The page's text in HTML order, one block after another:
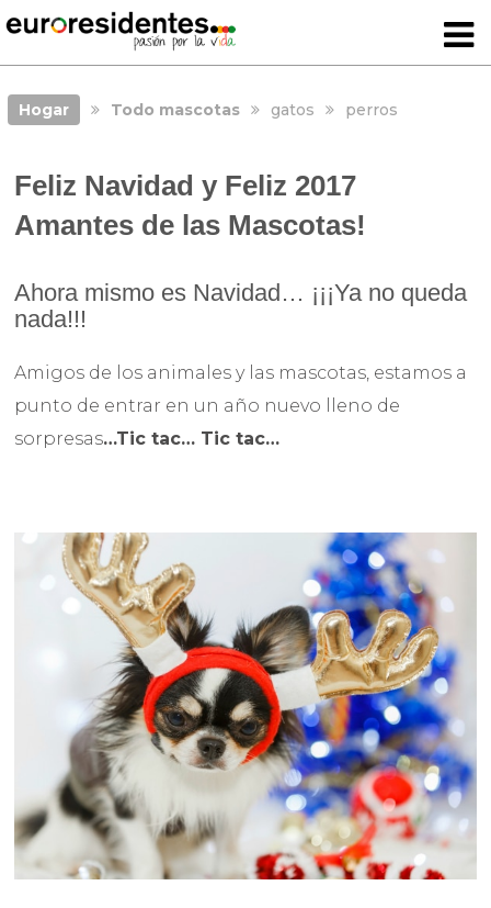
Hogar Todo mascotas gatos perros
Feliz Navidad y Feliz 2017
Amantes de las Mascotas!
Ahora mismo es Navidad… ¡¡¡Ya no queda
nada!!!
Amigos de los animales y las mascotas, estamos a
punto de entrar en un año nuevo lleno de
sorpresas…Tic tac… Tic tac…